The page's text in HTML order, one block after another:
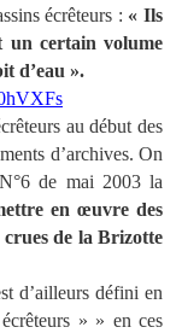
écrêteurs : « Ils
un certain volume
d’eau ».
au début des
d’archives. On
N°6 de mai 2003 la
en œuvre des
crues de la Brizotte
d’ailleurs défini en
» » en ces